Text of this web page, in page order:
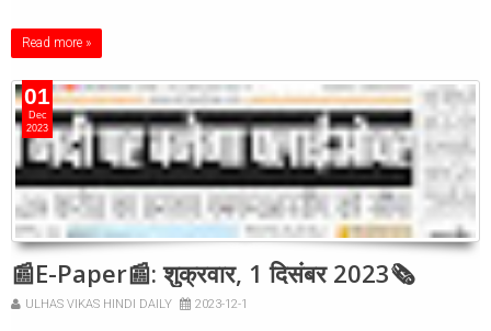
Read more »
01
Dec
2023
📰E-Paper📰: शुक्रवार, 1 दिसंबर 2023🗞
ULHAS VIKAS HINDI DAILY 2023-12-1